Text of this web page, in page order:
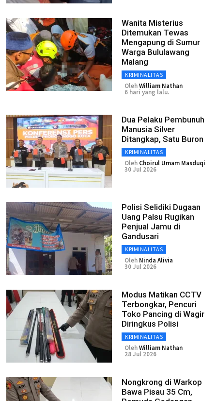
Wanita Misterius
Ditemukan Tewas
Mengapung di Sumur
Warga Bululawang
Malang
KRIMINALITAS
OlehWilliam Nathan
6 hari yang lalu.
Dua Pelaku Pembunuh
Manusia Silver
Ditangkap, Satu Buron
KRIMINALITAS
Oleh Choirul Umam Masduqi
30 Jul 2026
Polisi Selidiki Dugaan
Uang Palsu Rugikan
Penjual Jamu di
Gandusari
KRIMINALITAS
Oleh Ninda Alivia
30 Jul 2026
Modus Matikan CCTV
Terbongkar, Pencuri
Toko Pancing di Wagir
Diringkus Polisi
KRIMINALITAS
OlehWilliam Nathan
28 Jul 2026
Nongkrong di Warkop
Bawa Pisau 35 Cm,